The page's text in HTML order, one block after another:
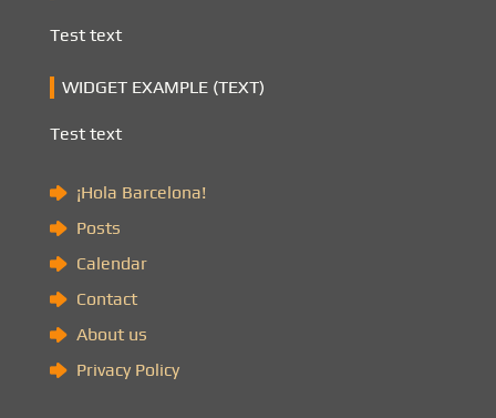
Test text
WIDGET EXAMPLE (TEXT)
Test text
¡Hola Barcelona!
Posts
Calendar
Contact
About us
Privacy Policy